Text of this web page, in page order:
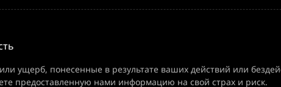
ущерб, понесенные в результате ваших действий или
предоставленную нами информацию на свой страх и риск.